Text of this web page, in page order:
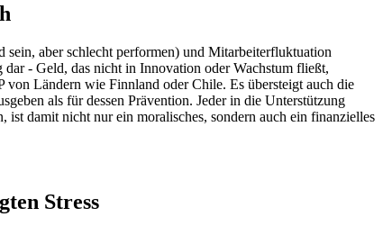
sein, aber schlecht performen) und Mitarbeiterfluktuation
- Geld, das nicht in Innovation oder Wachstum fließt,
Ländern wie Finnland oder Chile. Es übersteigt auch die
als für dessen Prävention. Jeder in die Unterstützung
damit nicht nur ein moralisches, sondern auch ein finanzielles
Stress